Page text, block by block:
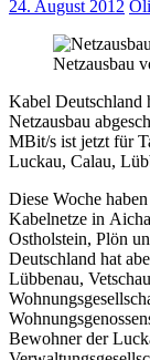
24. August 2012
Netzausbau
Kabel Deutschland
Netzausbau
MBit/s ist jetzt für
Luckau, Calau,
Diese Woche
Kabelnetze in
Ostholstein, Plön
Deutschland hat
Lübbenau,
Bewohner der